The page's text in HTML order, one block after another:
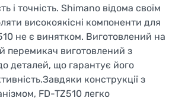
і точність. Shimano відома своїм
високоякісні компоненти для
не є винятком. Виготовлений на
перемикач виготовлений з
деталей, що гарантує його
конструкції з
FD-TZ510 легко
TO FACEBIKE.NL
ON FACEBIKE.UA